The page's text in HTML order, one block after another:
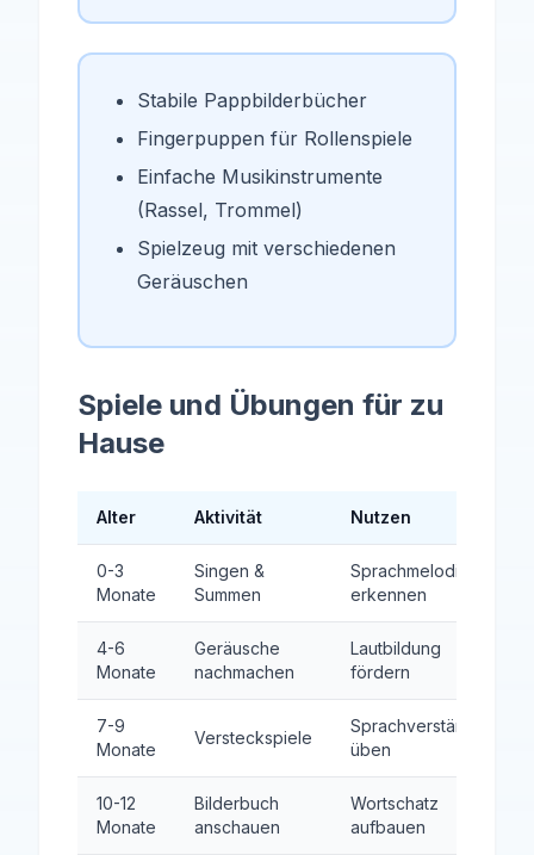
Stabile Pappbilderbücher
Fingerpuppen für Rollenspiele
Einfache Musikinstrumente
(Rassel, Trommel)
Spielzeug mit verschiedenen
Geräuschen
Spiele und Übungen für zu
Hause
Alter Aktivität Nutzen
0-3
Monate
Singen &
Summen
Sprachmelodie
erkennen
4-6
Monate
Geräusche
nachmachen
Lautbildung
fördern
7-9
Monate
Versteckspiele
Sprachverständnis
üben
10-12
Monate
Bilderbuch
anschauen
Wortschatz
aufbauen